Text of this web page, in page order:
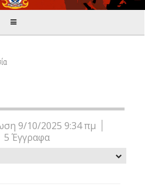
9/10/2025 9:34 πμ
5 Έγγραφα